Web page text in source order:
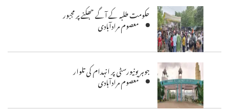
حکومت طلبہ کے آگے جھکنے پر مجبور
معصوم مرادآبادی
جوہر یونیورسٹی پر انہدام کی تلوار
معصوم مرادآبادی